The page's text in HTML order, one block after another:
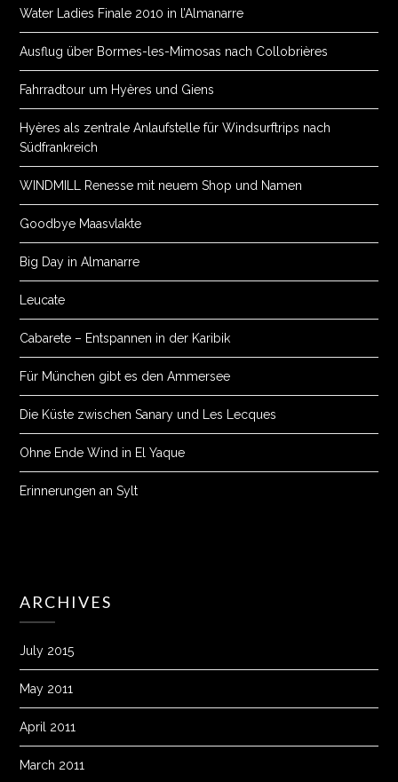
Water Ladies Finale 2010 in l’Almanarre
Ausflug über Bormes-les-Mimosas nach Collobrières
Fahrradtour um Hyères und Giens
Hyères als zentrale Anlaufstelle für Windsurftrips nach
Südfrankreich
WINDMILL Renesse mit neuem Shop und Namen
Goodbye Maasvlakte
Big Day in Almanarre
Leucate
Cabarete – Entspannen in der Karibik
Für München gibt es den Ammersee
Die Küste zwischen Sanary und Les Lecques
Ohne Ende Wind in El Yaque
Erinnerungen an Sylt
ARCHIVES
July 2015
May 2011
April 2011
March 2011